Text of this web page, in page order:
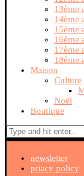
13ème
14ème
15ème
16ème
17ème
18ème
Maison
Culture
Noël
Boutique
newsletter
priacy policy